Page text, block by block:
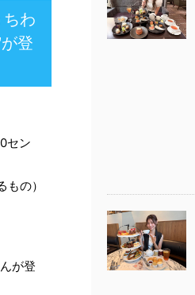
わ
登
セン
の）
が登